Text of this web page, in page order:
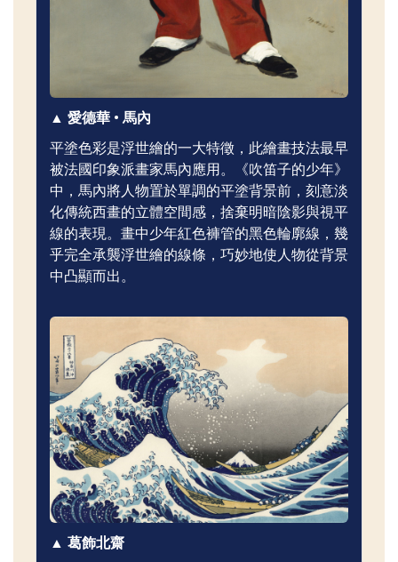
▲ 愛德華 • 馬內
平塗色彩是浮世繪的一大特徵，此繪畫技法最早
被法國印象派畫家馬內應用。《吹笛子的少年》
中，馬內將人物置於單調的平塗背景前，刻意淡
化傳統西畫的立體空間感，捨棄明暗陰影與視平
線的表現。畫中少年紅色褲管的黑色輪廓線，幾
乎完全承襲浮世繪的線條，巧妙地使人物從背景
中凸顯而出。
▲ 葛飾北齋